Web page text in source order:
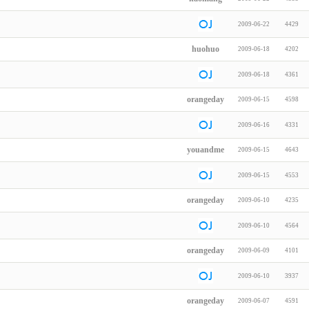
2009-06-22 4429
huohuo 2009-06-18 4202
2009-06-18 4361
orangeday 2009-06-15 4598
2009-06-16 4331
youandme 2009-06-15 4643
2009-06-15 4553
orangeday 2009-06-10 4235
2009-06-10 4564
orangeday 2009-06-09 4101
2009-06-10 3937
orangeday 2009-06-07 4591